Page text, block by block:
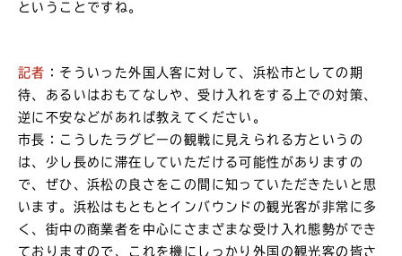
ということですね。
記者 ：そういった外国人客に対して、浜松市としての期
待、あるいはおもてなしや、受け入れをする上での対策、
逆に不安などがあれば教えてください。
市長：こうしたラグビーの観戦に見えられる方というの
は、少し長めに滞在していただける可能性がありますの
で、ぜひ、浜松の良さをこの間に知っていただきたいと思
います。浜松はもともとインバウンドの観光客が非常に多
く、街中の商業者を中心にさまざまな受け入れ態勢ができ
ておりますので、これを機にしっかり外国の観光客の皆さ